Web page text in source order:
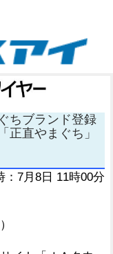
ちブランド登録
正直やまぐち」
：7月8日 11時00分